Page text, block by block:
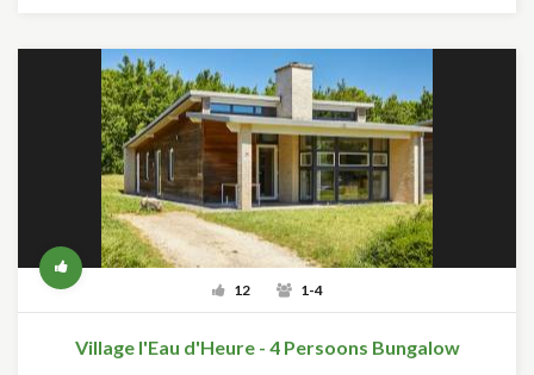
12 1-4
Village l'Eau d'Heure - 4 Persoons Bungalow